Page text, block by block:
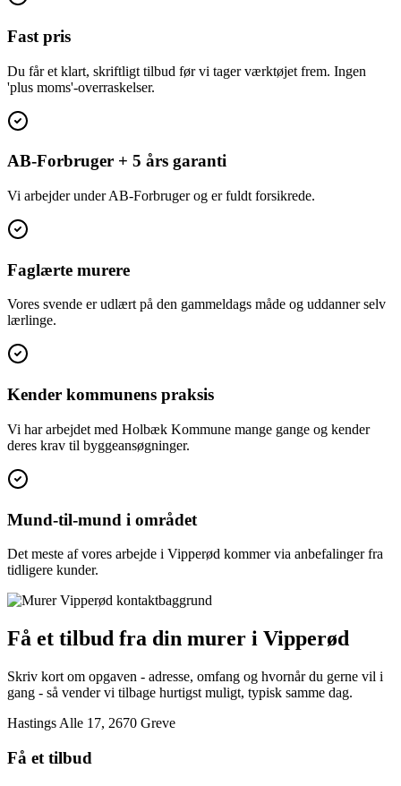
Fast pris
Du får et klart, skriftligt tilbud før vi tager værktøjet frem. Ingen
'plus moms'-overraskelser.
AB-Forbruger + 5 års garanti
Vi arbejder under AB-Forbruger og er fuldt forsikrede.
Faglærte murere
Vores svende er udlært på den gammeldags måde og uddanner selv
lærlinge.
Kender kommunens praksis
Vi har arbejdet med Holbæk Kommune mange gange og kender
deres krav til byggeansøgninger.
Mund-til-mund i området
Det meste af vores arbejde i Vipperød kommer via anbefalinger fra
tidligere kunder.
Få et tilbud fra din murer i Vipperød
Skriv kort om opgaven - adresse, omfang og hvornår du gerne vil i
gang - så vender vi tilbage hurtigst muligt, typisk samme dag.
Hastings Alle 17, 2670 Greve
Få et tilbud